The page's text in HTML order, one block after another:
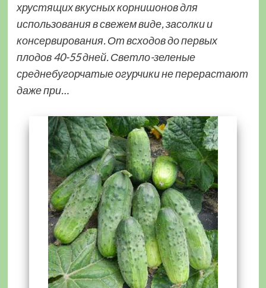
хрустящих вкусных корнишонов для
использования в свежем виде, засолки и
консервирования. От всходов до первых
плодов 40-55 дней. Светло-зеленые
среднебугорчатые огурчики не перерастают
даже при…